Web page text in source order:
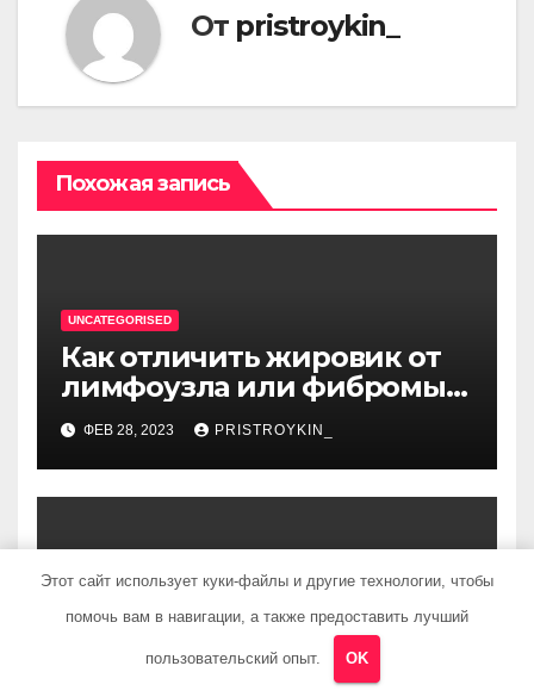
От pristroykin_
Похожая запись
UNCATEGORISED
Как отличить жировик от
лимфоузла или фибромы
мягких тканей или
гемангиомы
ФЕВ 28, 2023 PRISTROYKIN_
UNCATEGORISED
Биография певца Данко —
ранние годы, карьера и
личная жизнь — все, что вы
Этот сайт использует куки-файлы и другие технологии, чтобы
помочь вам в навигации, а также предоставить лучший
пользовательский опыт. OK